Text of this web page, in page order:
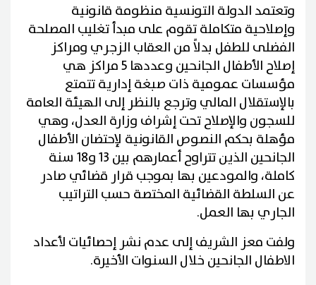
وتعتمد الدولة التونسية منظومة قانونية
وإصلاحية متكاملة تقوم على مبدأ تغليب المصلحة
الفضلى للطفل بدلاً من العقاب الزجري ومراكز
إصلاح الأطفال الجانحين وعددها 5 مراكز هي
مؤسسات عمومية ذات صبغة إدارية تتمتع
بالإستقلال المالي وترجع بالنظر إلى الهيئة العامة
للسجون والإصلاح تحت إشراف وزارة العدل، وهي
مؤهلة بحكم النصوص القانونية لإحتضان الأطفال
الجانحين الذين تتراوح أعمارهم بين 13 و18 سنة
كاملة، والمودعين بها بموجب قرار قضائي صادر
عن السلطة القضائية المختصة حسب التراتيب
الجاري بها العمل.
ولفت معز الشريف إلى عدم نشر إحصائيات لأعداد
الاطفال الجانحين خلال السنوات الأخيرة.